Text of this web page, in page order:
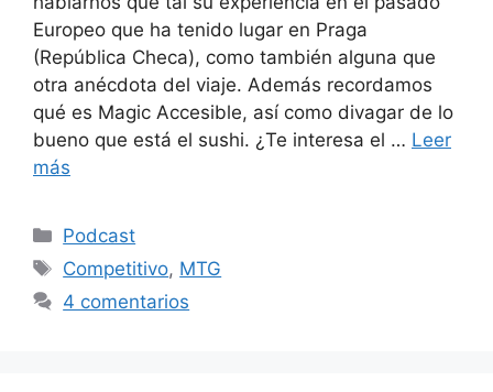
Europeo que ha tenido lugar en Praga
(República Checa), como también alguna que
otra anécdota del viaje. Además recordamos
qué es Magic Accesible, así como divagar de lo
bueno que está el sushi. ¿Te interesa el … Leer
más
Categorías
Podcast
Etiquetas
Competitivo, MTG
4 comentarios